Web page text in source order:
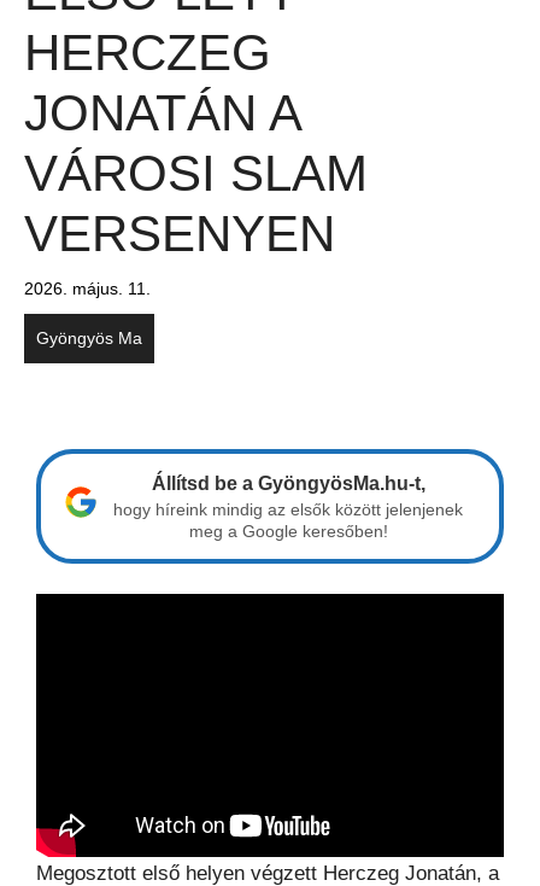
HERCZEG
JONATÁN A
VÁROSI SLAM
VERSENYEN
2026. május. 11.
Gyöngyös Ma
Állítsd be a GyöngyösMa.hu-t,
hogy híreink mindig az elsők között jelenjenek
meg a Google keresőben!
Megosztott első helyen végzett Herczeg Jonatán, a